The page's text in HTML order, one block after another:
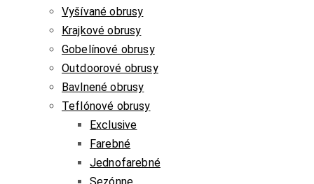
Vyšívané obrusy
Krajkové obrusy
Gobelínové obrusy
Outdoorové obrusy
Bavlnené obrusy
Teflónové obrusy
Exclusive
Farebné
Jednofarebné